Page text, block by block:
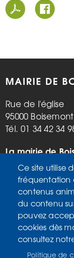
MAIRIE DE
Rue de l'église
95000 Boisemont
Tél. 01 34 42 34
La mairie de
accueille :
Mardi,
14h à 17h
Mercredi de
Samedi de 9h à
MENU
Accueil
Plan du site
Ce site utilise
fréquentation
contenus
du contenu
pouvez
cookies dès
consultez
Politique de